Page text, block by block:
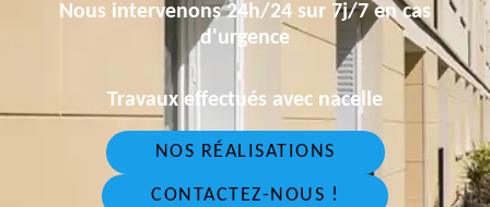
Nous intervenons 24h/24 sur 7j/7 en cas
d'urgence
Travaux effectués avec nacelle
NOS RÉALISATIONS
CONTACTEZ-NOUS !